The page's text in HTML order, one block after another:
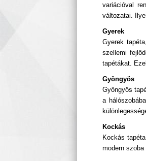
variációval
változatai.
Gyerek
Gyerek
szellemi
tapétákat.
Gyöngyös
Gyöngyös
a
Kockás
Kockás
modern szoba